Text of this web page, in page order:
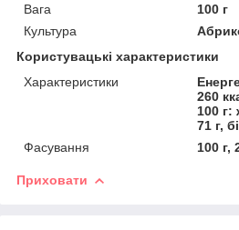
Вага
100 г
Культура
Користувацькі характеристики
Характеристики
260
100 г:
71 г,
Фасування
100 г,
Приховати